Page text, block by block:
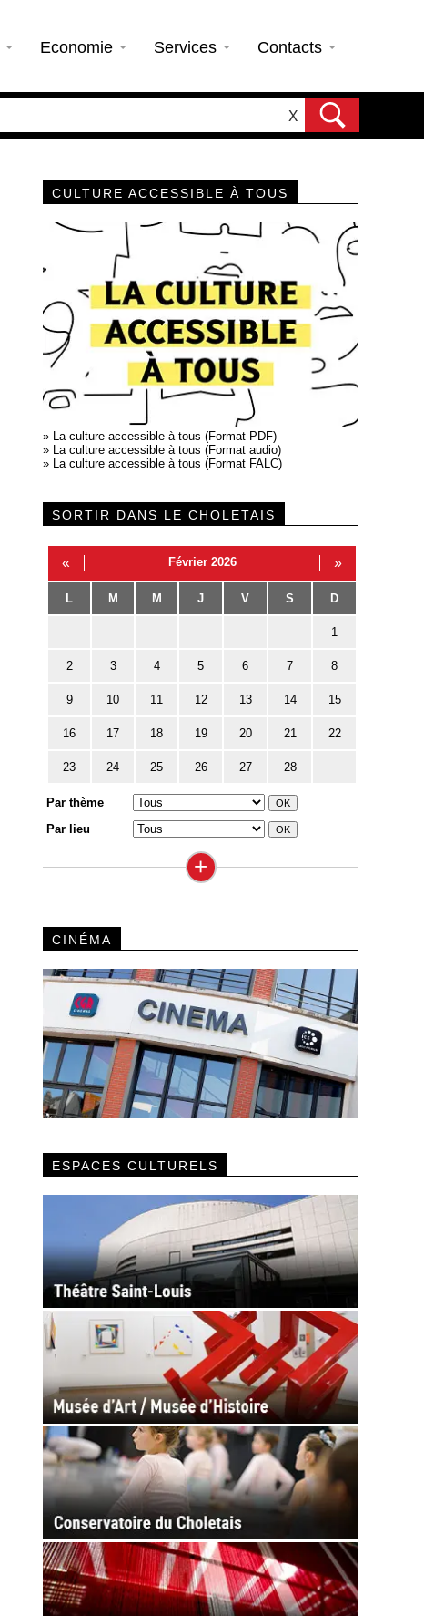
Economie Services Contacts
X
CULTURE ACCESSIBLE À TOUS
» La culture accessible à tous (Format PDF)
» La culture accessible à tous (Format audio)
» La culture accessible à tous (Format FALC)
SORTIR DANS LE CHOLETAIS
« Février 2026 »
L M M J V S D
1
2 3 4 5 6 7 8
9 10 11 12 13 14 15
16 17 18 19 20 21 22
23 24 25 26 27 28
Par thème
Par lieu
+
CINÉMA
ESPACES CULTURELS